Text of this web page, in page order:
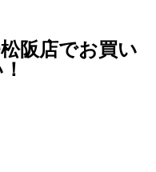
阪店でお買い